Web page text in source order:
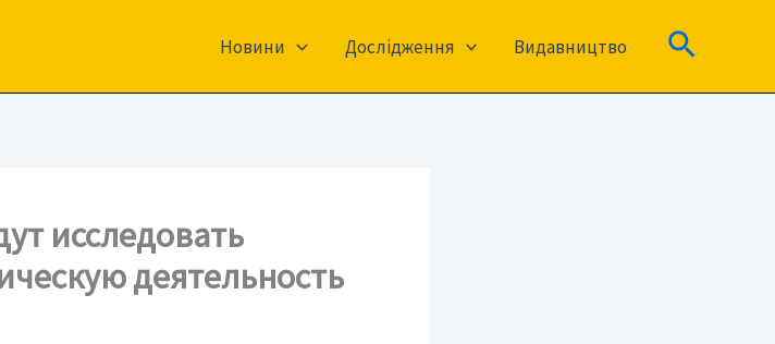
Новини Дослідження Видавництво Пошук
исследовать
деятельность